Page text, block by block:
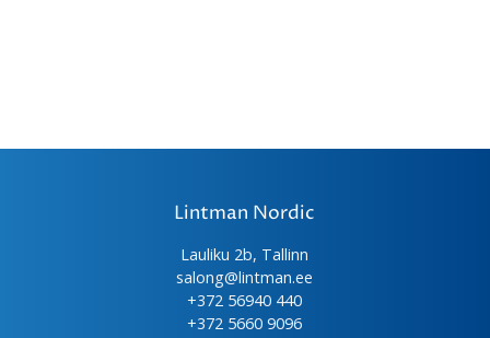
Lintman Nordic
Lauliku 2b, Tallinn
salong@lintman.ee
+372 56940 440
+372 5660 9096